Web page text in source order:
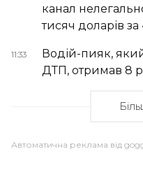
канал
тисяч доларів
11:33
Водій-пияк,
ДТП, отримав 8
Автоматична реклама від